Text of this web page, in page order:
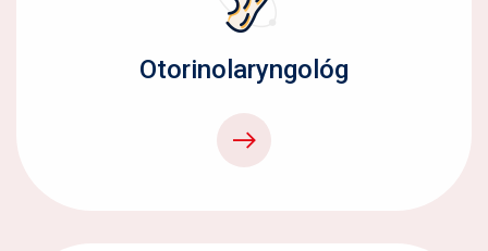
Otorinolaryngológ